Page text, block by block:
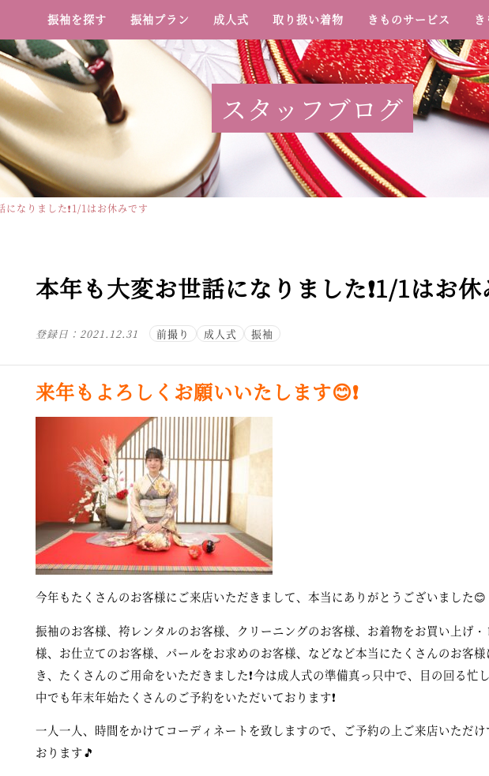
振袖を探す 振袖プラン 成人式 取り扱い着物 きものサービス
スタッフブログ
なりました❗1/1はお休みです
本年も大変お世話になりました❗1/1はお
登録日： 2021.12.31 前撮り 成人式 振袖
来年もよろしくお願いいたします😊❗
今年もたくさんのお客様にご来店いただきまして、本当にありがとうございました😊
振袖のお客様、袴レンタルのお客様、クリーニングのお客様、お着物をお買い上げ
様、お仕立てのお客様、パールをお求めのお客様、などなど本当にたくさんのお客
き、たくさんのご用命をいただきました❗今は成人式の準備真っ只中で、目の回る忙
中でも年末年始たくさんのご予約をいただいております❗
一人一人、時間をかけてコーディネートを致しますので、ご予約の上ご来店いただ
おります🎵